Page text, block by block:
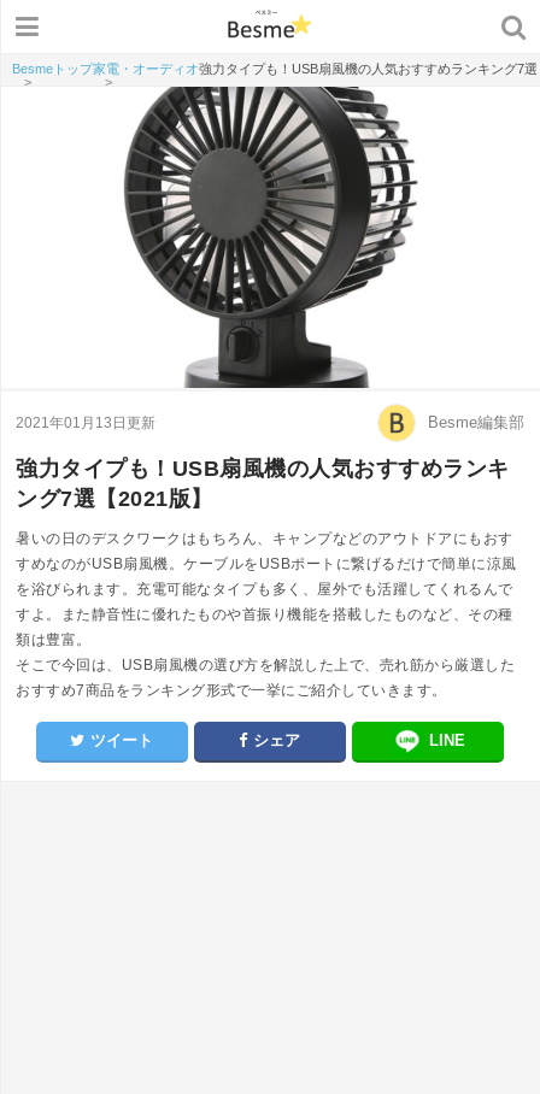
Besmeトップ
>
家電・オーディオ
>
強力タイプも！USB扇風機の人気おすすめランキング7
2021年01月13日更新 Besme編集部
強力タイプも！USB扇風機の人気おすすめランキ
ング7選【2021版】
暑いの日のデスクワークはもちろん、キャンプなどのアウトドアにもおす
すめなのがUSB扇風機。ケーブルをUSBポートに繋げるだけで簡単に涼風
を浴びられます。充電可能なタイプも多く、屋外でも活躍してくれるんで
すよ。また静音性に優れたものや首振り機能を搭載したものなど、その種
類は豊富。
そこで今回は、USB扇風機の選び方を解説した上で、売れ筋から厳選した
おすすめ7商品をランキング形式で一挙にご紹介していきます。
ツイート シェア LINE